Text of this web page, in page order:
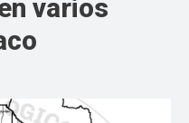
varios